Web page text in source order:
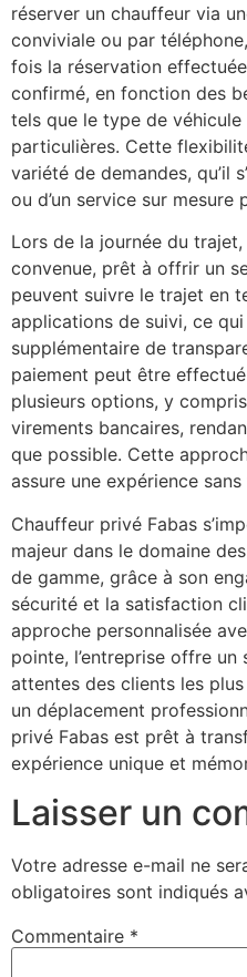
réserver un chauffeur via
conviviale ou par
fois la réservation
confirmé, en fonction des
tels que le type de
particulières. Cette
variété de demandes, qu’il
ou d’un service sur mesure
Lors de la journée du
convenue, prêt à offrir un
peuvent suivre le trajet en
applications de suivi, ce
supplémentaire de
paiement peut être
plusieurs options, y
virements bancaires,
que possible. Cette
assure une expérience
Chauffeur privé Fabas
majeur dans le domaine
de gamme, grâce à son
sécurité et la satisfaction
approche personnalisée
pointe, l’entreprise offre
attentes des clients les
un déplacement
privé Fabas est prêt à
expérience unique et
Laisser un
Votre adresse e-mail ne
obligatoires sont indiqués
Commentaire *